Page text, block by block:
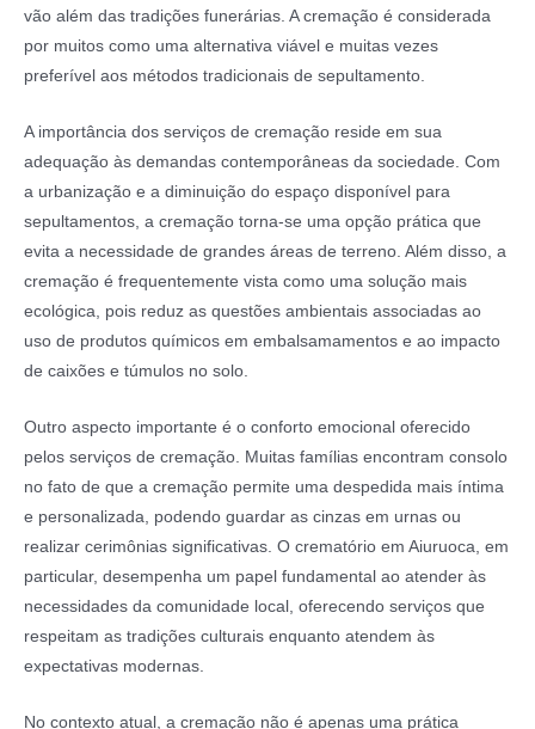
vão além das tradições funerárias. A cremação é considerada
por muitos como uma alternativa viável e muitas vezes
preferível aos métodos tradicionais de sepultamento.
A importância dos serviços de cremação reside em sua
adequação às demandas contemporâneas da sociedade. Com
a urbanização e a diminuição do espaço disponível para
sepultamentos, a cremação torna-se uma opção prática que
evita a necessidade de grandes áreas de terreno. Além disso, a
cremação é frequentemente vista como uma solução mais
ecológica, pois reduz as questões ambientais associadas ao
uso de produtos químicos em embalsamamentos e ao impacto
de caixões e túmulos no solo.
Outro aspecto importante é o conforto emocional oferecido
pelos serviços de cremação. Muitas famílias encontram consolo
no fato de que a cremação permite uma despedida mais íntima
e personalizada, podendo guardar as cinzas em urnas ou
realizar cerimônias significativas. O crematório em Aiuruoca, em
particular, desempenha um papel fundamental ao atender às
necessidades da comunidade local, oferecendo serviços que
respeitam as tradições culturais enquanto atendem às
expectativas modernas.
No contexto atual, a cremação não é apenas uma prática